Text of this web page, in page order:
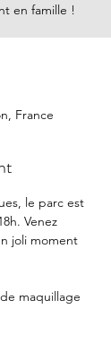
en famille !
France
le parc est
Venez
joli moment
maquillage